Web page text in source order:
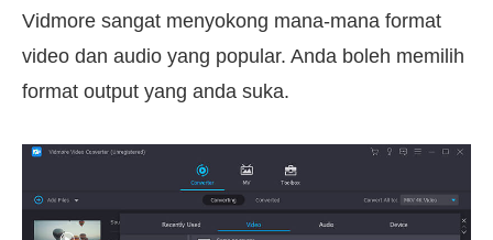
Vidmore sangat menyokong mana-mana format
video dan audio yang popular. Anda boleh memilih
format output yang anda suka.